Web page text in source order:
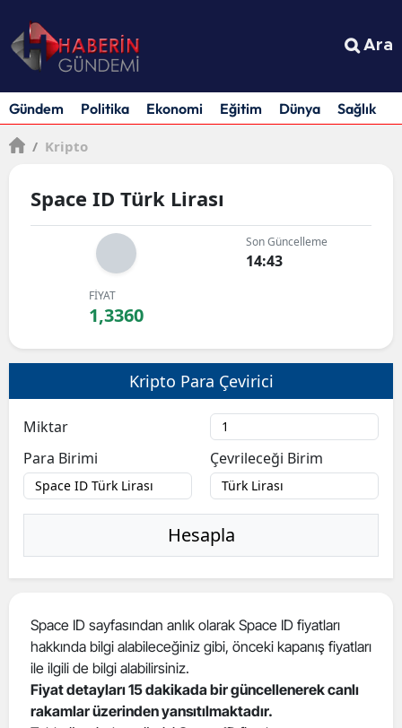
Ara
Gündem Politika Ekonomi Eğitim Dünya Sağlık
/ Kripto
Space ID Türk Lirası
Son Güncelleme
14:43
FİYAT
1,3360
Kripto Para Çevirici
Miktar
Para Birimi
Çevrileceği Birim
Hesapla
Space ID sayfasından anlık olarak Space ID fiyatları
hakkında bilgi alabileceğiniz gibi, önceki kapanış fiyatları
ile ilgili de bilgi alabilirsiniz.
Fiyat detayları 15 dakikada bir güncellenerek canlı
rakamlar üzerinden yansıtılmaktadır.